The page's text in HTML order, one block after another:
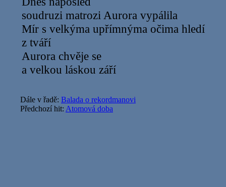
soudruzi matrozi Aurora vypálila
Mír s velkýma upřímnýma očima hledí
z tváří
Aurora chvěje se
a velkou láskou září
Dále v řadě: Balada o rekordmanovi
Předchozí hit: Atomová doba